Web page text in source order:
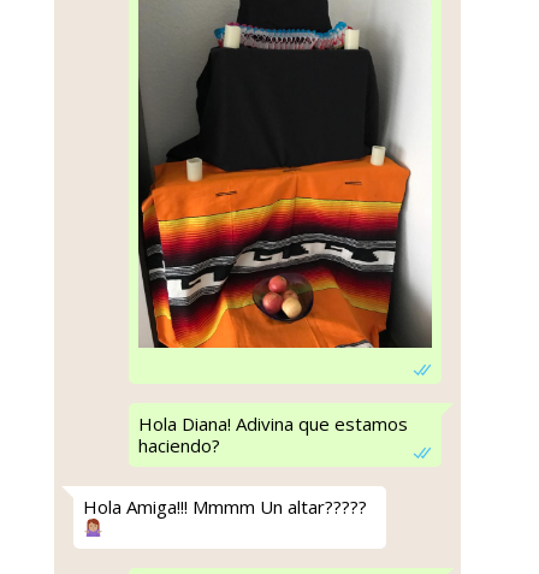
Hola Diana! Adivina que estamos
haciendo?
Hola Amiga!!! Mmmm Un altar?????